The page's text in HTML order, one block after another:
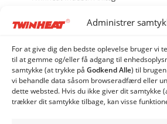
Administrer
For at give dig den bedste oplevelse bruger vi
til at gemme og/eller få adgang til
samtykke (at trykke på Godkend Alle) til
vi behandle data såsom browseradfærd eller
dette websted. Hvis du ikke giver dit samtykke
trækker dit samtykke tilbage, kan visse
Type CSE med spjældhus
CSE 120 Biobrændelsanlæg
CSE 150 Biobrændselsanlæg
CSE 250 Biobrændselsanlæg
Twinheat Siloer og Transportsnegle
Øvrige produkter